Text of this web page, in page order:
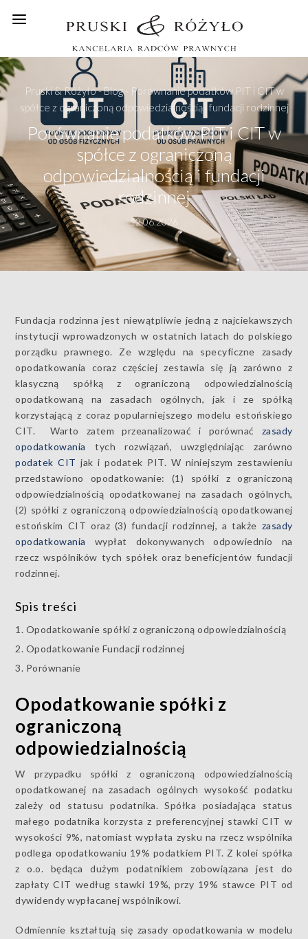
Pruski & Różyło-Blog- Porównanie podatków PIT i CIT w
spółce z ograniczoną odpowiedzialnością i fundacji rodzinnej
Porównanie podatków PIT i CIT w
spółce z ograniczoną
odpowiedzialnością i fundacji
rodzinnej
12.06.2026
Fundacja rodzinna jest niewątpliwie jedną z najciekawszych
instytucji wprowadzonych w ostatnich latach do polskiego
porządku prawnego. Ze względu na specyficzne zasady
opodatkowania coraz częściej zestawia się ją zarówno z
klasyczną spółką z ograniczoną odpowiedzialnością
opodatkowaną na zasadach ogólnych, jak i ze spółką
korzystającą z coraz popularniejszego modelu estońskiego
CIT. Warto zatem przeanalizować i porównać zasady
opodatkowania
tych rozwiązań, uwzględniając zarówno
podatek CIT jak i podatek PIT. W niniejszym zestawieniu
przedstawiono opodatkowanie: (1) spółki z ograniczoną
odpowiedzialnością opodatkowanej na zasadach ogólnych,
(2) spółki z ograniczoną odpowiedzialnością opodatkowanej
estońskim CIT oraz (3) fundacji rodzinnej, a także zasady
opodatkowania
wypłat dokonywanych odpowiednio na
rzecz wspólników tych spółek oraz beneficjentów fundacji
rodzinnej.
Spis treści
Opodatkowanie spółki z ograniczoną odpowiedzialnością
Opodatkowanie Fundacji rodzinnej
Porównanie
Opodatkowanie spółki z
ograniczoną
odpowiedzialnością
W przypadku spółki z ograniczoną odpowiedzialnością
opodatkowanej na zasadach ogólnych wysokość podatku
zależy od statusu podatnika. Spółka posiadająca status
małego podatnika korzysta z preferencyjnej stawki CIT w
wysokości 9%, natomiast wypłata zysku na rzecz wspólnika
podlega opodatkowaniu 19% podatkiem PIT. Z kolei spółka
z o.o. będąca dużym podatnikiem zobowiązana jest do
zapłaty CIT według stawki 19%, przy 19% stawce PIT od
dywidendy wypłacanej wspólnikowi.
Odmiennie kształtują się zasady opodatkowania w modelu